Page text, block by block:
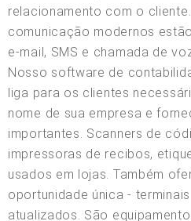
relacionamento com o
comunicação modernos
e-mail, SMS e chamada de
Nosso software de
liga para os clientes
nome de sua empresa e
importantes. Scanners de
impressoras de recibos,
usados em lojas. Também
oportunidade única -
atualizados. São